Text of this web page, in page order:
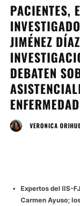
PACIENTES,
JIMÉNEZ
DEBATEN
VERONICA
Expertos del IIS-
Carmen Ayuso;